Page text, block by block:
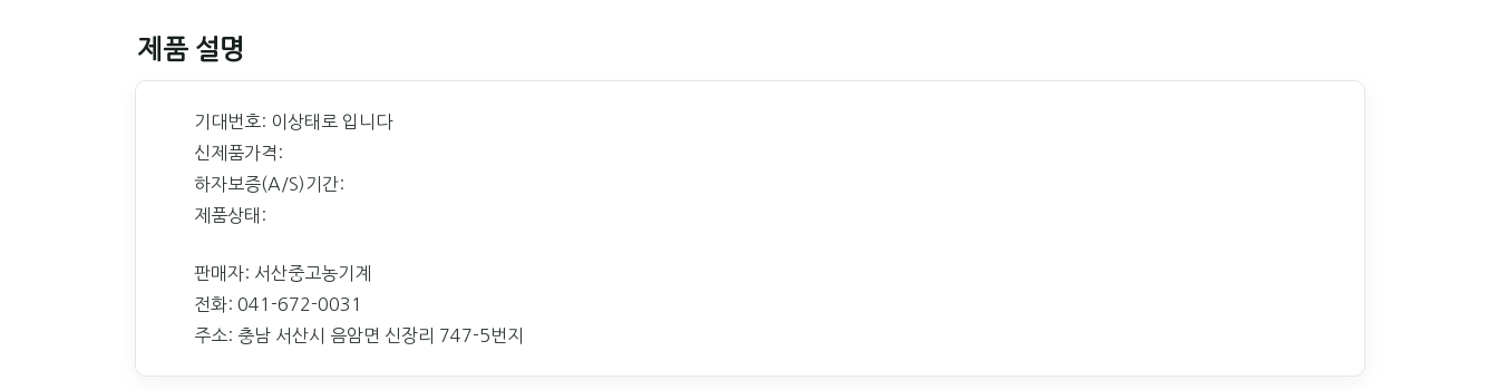
제품 설명
기대번호: 이상태로 입니다
신제품가격:
하자보증(A/S)기간:
제품상태:
판매자: 서산중고농기계
전화: 041-672-0031
주소: 충남 서산시 음암면 신장리 747-5번지